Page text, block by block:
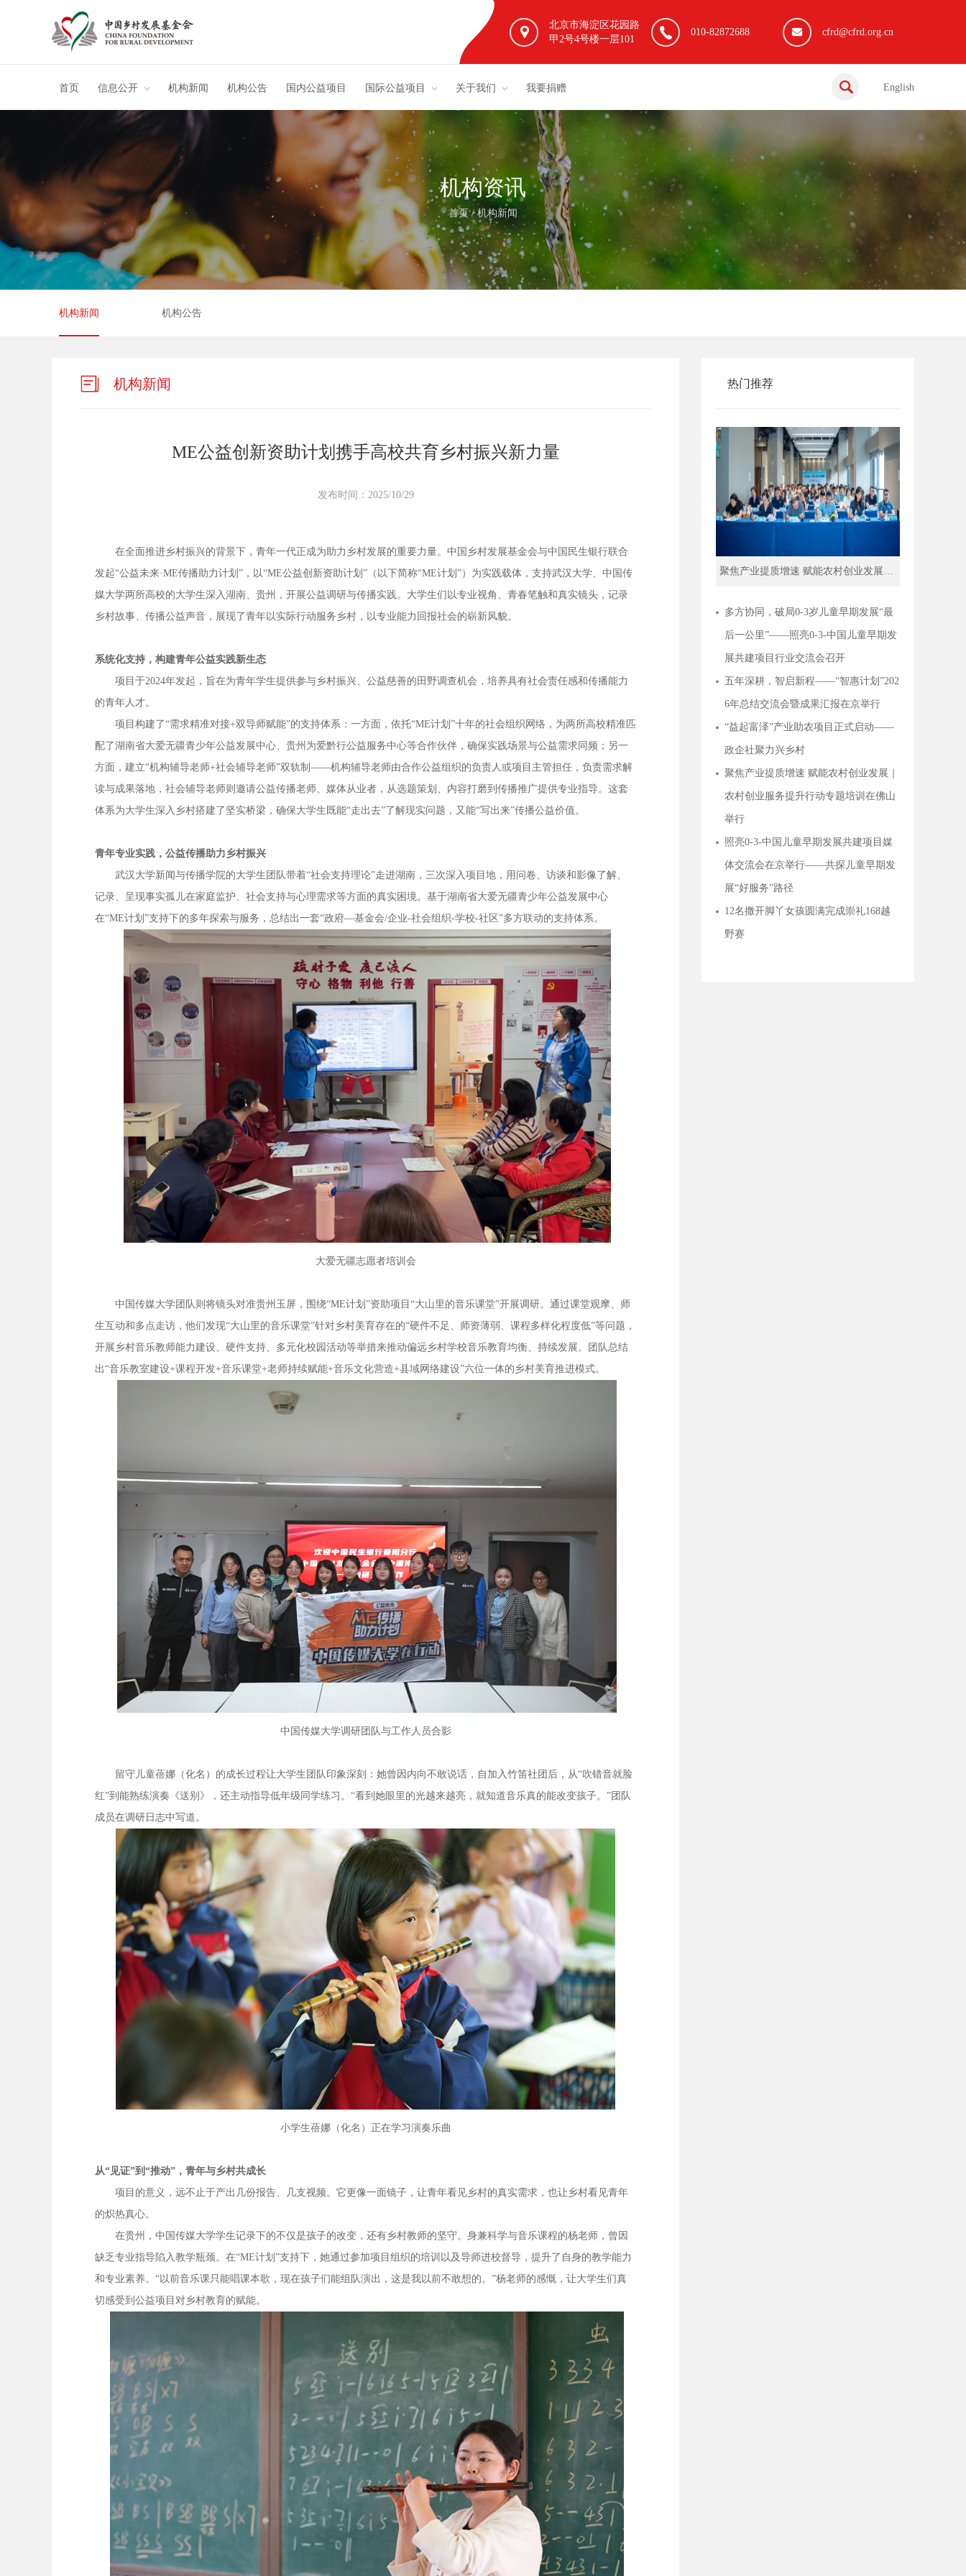
北京市海淀区花园路
甲2号4号楼一层101
010-82872688 cfrd@cfrd.org.cn
首页 信息公开 机构新闻 机构公告 国内公益项目 国际公益项目 关于我们 我要捐赠 English
机构资讯
首页/机构新闻
机构新闻 机构公告
机构新闻
ME公益创新资助计划携手高校共育乡村振兴新力量
发布时间：2025/10/29
在全面推进乡村振兴的背景下，青年一代正成为助力乡村发展的重要力量。中国乡村发展基金会与中国民生银行联合
发起“公益未来·ME传播助力计划”，以“ME公益创新资助计划”（以下简称“ME计划”）为实践载体，支持武汉大学、中国传
媒大学两所高校的大学生深入湖南、贵州，开展公益调研与传播实践。大学生们以专业视角、青春笔触和真实镜头，记录
乡村故事、传播公益声音，展现了青年以实际行动服务乡村，以专业能力回报社会的崭新风貌。
系统化支持，构建青年公益实践新生态
项目于2024年发起，旨在为青年学生提供参与乡村振兴、公益慈善的田野调查机会，培养具有社会责任感和传播能力
的青年人才。
项目构建了“需求精准对接+双导师赋能”的支持体系：一方面，依托“ME计划”十年的社会组织网络，为两所高校精准匹
配了湖南省大爱无疆青少年公益发展中心、贵州为爱黔行公益服务中心等合作伙伴，确保实践场景与公益需求同频；另一
方面，建立“机构辅导老师+社会辅导老师”双轨制——机构辅导老师由合作公益组织的负责人或项目主管担任，负责需求解
读与成果落地，社会辅导老师则邀请公益传播老师、媒体从业者，从选题策划、内容打磨到传播推广提供专业指导。这套
体系为大学生深入乡村搭建了坚实桥梁，确保大学生既能“走出去”了解现实问题，又能“写出来”传播公益价值。
青年专业实践，公益传播助力乡村振兴
武汉大学新闻与传播学院的大学生团队带着“社会支持理论”走进湖南，三次深入项目地，用问卷、访谈和影像了解、
记录、呈现事实孤儿在家庭监护、社会支持与心理需求等方面的真实困境。基于湖南省大爱无疆青少年公益发展中心
在“ME计划”支持下的多年探索与服务，总结出一套“政府—基金会/企业-社会组织-学校-社区”多方联动的支持体系。
大爱无疆志愿者培训会
中国传媒大学团队则将镜头对准贵州玉屏，围绕“ME计划”资助项目“大山里的音乐课堂”开展调研。通过课堂观摩、师
生互动和多点走访，他们发现“大山里的音乐课堂”针对乡村美育存在的“硬件不足、师资薄弱、课程多样化程度低”等问题，
开展乡村音乐教师能力建设、硬件支持、多元化校园活动等举措来推动偏远乡村学校音乐教育均衡、持续发展。团队总结
出“音乐教室建设+课程开发+音乐课堂+老师持续赋能+音乐文化营造+县域网络建设”六位一体的乡村美育推进模式。
中国传媒大学调研团队与工作人员合影
留守儿童蓓娜（化名）的成长过程让大学生团队印象深刻：她曾因内向不敢说话，自加入竹笛社团后，从“吹错音就脸
红”到能熟练演奏《送别》，还主动指导低年级同学练习。“看到她眼里的光越来越亮，就知道音乐真的能改变孩子。”团队
成员在调研日志中写道。
小学生蓓娜（化名）正在学习演奏乐曲
从“见证”到“推动”，青年与乡村共成长
项目的意义，远不止于产出几份报告、几支视频。它更像一面镜子，让青年看见乡村的真实需求，也让乡村看见青年
的炽热真心。
在贵州，中国传媒大学学生记录下的不仅是孩子的改变，还有乡村教师的坚守。身兼科学与音乐课程的杨老师，曾因
缺乏专业指导陷入教学瓶颈。在“ME计划”支持下，她通过参加项目组织的培训以及导师进校督导，提升了自身的教学能力
和专业素养。“以前音乐课只能唱课本歌，现在孩子们能组队演出，这是我以前不敢想的。”杨老师的感慨，让大学生们真
切感受到公益项目对乡村教育的赋能。
热门推荐
五年深耕，智启新程——“智惠计划”2026年总结交流会暨成果汇报在京举行
照亮0-3-中国儿童早期发展共建项目媒体交流会在京举行——共探儿童早期发展“好服务”路径
12名撒开脚丫女孩圆满完成崇礼168越野赛
多方协同，破局0-3岁儿童早期发展“最
后一公里”——照亮0-3-中国儿童早期发
展共建项目行业交流会召开
五年深耕，智启新程——“智惠计划”202
6年总结交流会暨成果汇报在京举行
“益起富泽”产业助农项目正式启动——
政企社聚力兴乡村
聚焦产业提质增速 赋能农村创业发展｜
农村创业服务提升行动专题培训在佛山
举行
照亮0-3-中国儿童早期发展共建项目媒
体交流会在京举行——共探儿童早期发
展“好服务”路径
12名撒开脚丫女孩圆满完成崇礼168越
野赛